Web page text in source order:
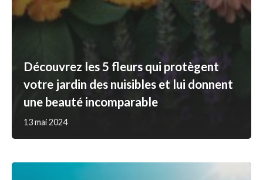
Découvrez les 5 fleurs qui protègent
votre jardin des nuisibles et lui donnent
une beauté incomparable
13 mai 2024